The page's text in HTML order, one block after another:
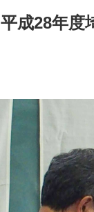
平成28年度